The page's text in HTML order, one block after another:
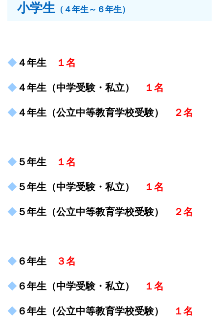
小学生 （４年生～６年生）
◆ ４年生 １名
◆ ４年生（中学受験・私立） １名
◆ ４年生（公立中等教育学校受験） ２名
◆ ５年生 １名
◆ ５年生（中学受験・私立） １名
◆ ５年生（公立中等教育学校受験） ２名
◆ ６年生 ３名
◆ ６年生（中学受験・私立） １名
◆ ６年生（公立中等教育学校受験） １名